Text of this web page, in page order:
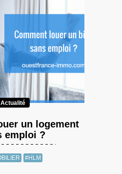
Actualité
un logement
emploi ?
#HLM